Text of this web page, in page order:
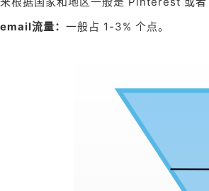
email流量： 一般占 1-3% 个点。